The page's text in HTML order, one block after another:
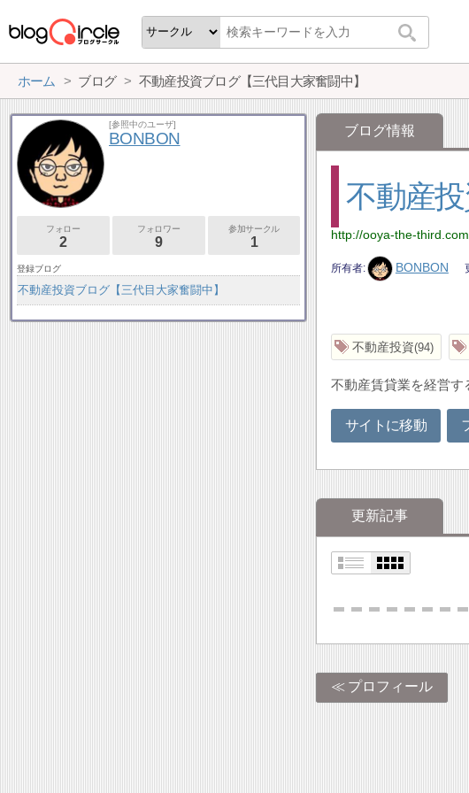
ホーム ブログ 不動産投資ブログ【三代目大家奮闘中】
ブログ情報
不動産
http://ooya-the-
所有者 BONBON
不動産投資 94
不動産賃貸業を経営
サイトに移動
更新記事
プロフィール
[参照中のユーザ]
BONBON
フォロー
2
フォロワー
9
参加サークル
1
登録ブログ
不動産投資ブログ【三代目大家奮闘中】